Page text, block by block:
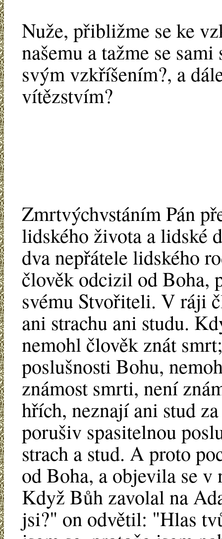
Nuže, přibližme se ke
našemu a tažme se
svým vzkříšením?, a
vítězstvím?
Zmrtvýchvstáním Pán
lidského života a lidské
dva nepřátele lidského
člověk odcizil od Boha,
svému Stvořiteli. V ráji
ani strachu ani studu.
nemohl člověk znát
poslušnosti Bohu,
známost smrti, není
hřích, neznají ani stud
porušiv spasitelnou
strach a stud. A proto
od Boha, a objevila se
Když Bůh zavolal na
jsi?" on odvětil: "Hlas